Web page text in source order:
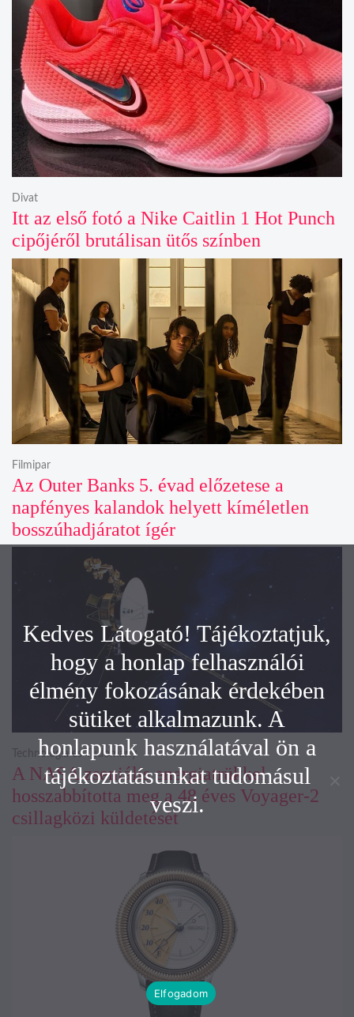
Itt az első fotó a Nike Caitlin 1 Hot Punch
cipőjéről brutálisan ütős színben
Divat
Az Outer Banks 5. évad előzetese a
napfényes kalandok helyett kíméletlen
bosszúhadjáratot ígér
Filmipar
A NASA zseniális energiatrükkel
hosszabbította meg a 48 éves Voyager-2
csillagközi küldetését
Technológia és Tudomány
Kedves Látogató! Tájékoztatjuk,
hogy a honlap felhasználói
élmény fokozásának érdekében
sütiket alkalmazunk. A
honlapunk használatával ön a
tájékoztatásunkat tudomásul
veszi.
Elfogadom